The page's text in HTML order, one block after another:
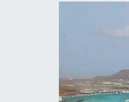
Manşet Altı